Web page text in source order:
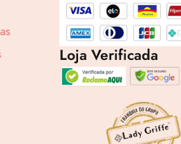
Loja Verificada